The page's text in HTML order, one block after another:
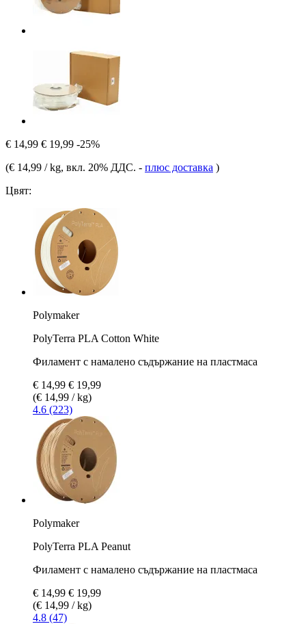
€ 14,99 € 19,99 -25%
(€ 14,99 / kg, вкл. 20% ДДС. - плюс доставка )
Цвят:
Polymaker
PolyTerra PLA Cotton White
Филамент с намалено съдържание на пластмаса
€ 14,99 € 19,99
(€ 14,99 / kg)
4.6 (223)
Polymaker
PolyTerra PLA Peanut
Филамент с намалено съдържание на пластмаса
€ 14,99 € 19,99
(€ 14,99 / kg)
4.8 (47)